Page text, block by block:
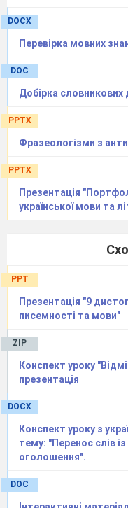
DOCX
Перевірка мовних
DOC
Добірка словникових
PPTX
Фразеологізми з
PPTX
Презентація
української мови та
PPT
Презентація "9
писемності та мови"
ZIP
Конспект уроку
презентація
DOCX
Конспект уроку з
тему: "Перенос слів
оголошення".
DOC